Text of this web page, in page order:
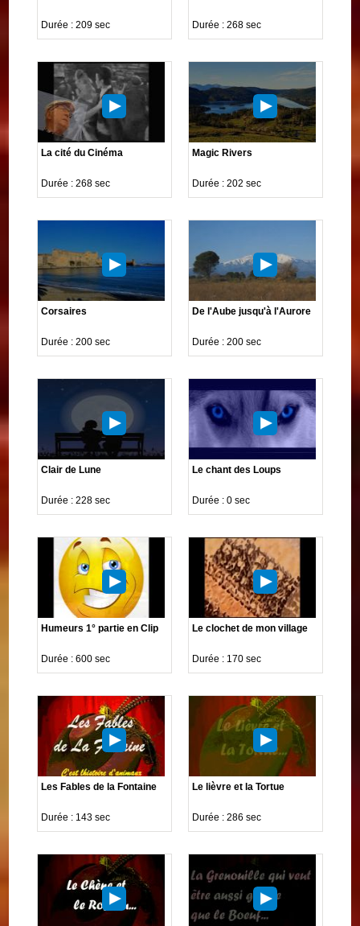
Durée : 209 sec Durée : 268 sec
La cité du Cinéma
Durée : 268 sec
Magic Rivers
Durée : 202 sec
Corsaires
Durée : 200 sec
De l'Aube jusqu'à l'Aurore
Durée : 200 sec
Clair de Lune
Durée : 228 sec
Le chant des Loups
Durée : 0 sec
Humeurs 1° partie en Clip
Durée : 600 sec
Le clochet de mon village
Durée : 170 sec
Les Fables de la Fontaine
Durée : 143 sec
Le lièvre et la Tortue
Durée : 286 sec